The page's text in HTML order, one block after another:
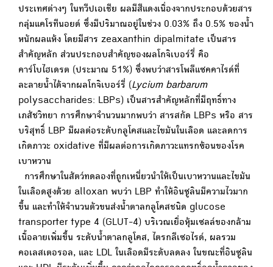
ประเทศต่างๆ ในทวีปเอเชีย ผลมีสีแดงเนื่องจากประกอบด้วยสาร
กลุ่มแคโรทีนอยด์ ซึ่งมีปริมาณอยู่ในช่วง 0.03% ถึง 0.5% ของน้ำ
หนักผลแห้ง โดยมีสาร zeaxanthin dipalmitate เป็นสาร
สำคัญหลัก ส่วนประกอบสำคัญของผลโกจิเบอร์รี่ คือ
คาร์โบไฮเดรต (ประมาณ 51%) ซึ่งพบว่าสารโพลีแซคคาไรด์ที่
ละลายน้ำได้จากผลโกจิเบอร์รี่ (Lycium barbarum
polysaccharides: LBPs) เป็นสารสำคัญหลักที่มีฤทธิ์ทาง
เภสัชวิทยา การศึกษาจำนวนมากพบว่า สารสกัด LBPs หรือ สาร
บริสุทธิ์ LBP มีผลต่อระดับกลูโคสและไขมันในเลือด และลดการ
เกิดภาวะ oxidative ที่มีผลต่อการเกิดภาวะแทรกซ้อนของโรค
เบาหวาน
การศึกษาในสัตว์ทดลองที่ถูกเหนี่ยวนำให้เป็นเบาหวานและไขมัน
ในเลือดสูงด้วย alloxan พบว่า LBP ทำให้อินซูลินมีความไวมาก
ขึ้น และทำให้จำนวนตัวขนส่งน้ำตาลกลูโคสชนิด glucose
transporter type 4 (GLUT-4) บริเวณเยื่อหุ้มเซลล์ของกล้าม
เนื้อลายเพิ่มขึ้น ระดับน้ำตาลกลูโคส, ไตรกลีเซอไรด์, ผลรวม
คอเลสเตอรอล, และ LDL ในเลือดมีระดับลดลง ในขณะที่อินซูลิน